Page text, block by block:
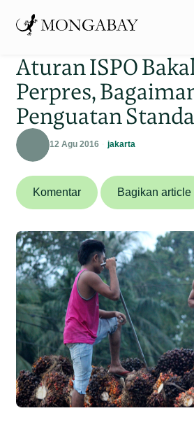
Aturan ISPO
Perpres,
Penguatan
12 Agu 2016 jakarta
Komentar Bagikan article